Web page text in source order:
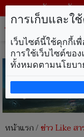
วันพฤหัสบ
หน้าแรก/ข่าว Like สา
การเก็บและใ
เว็บไซต์นี้ใช้คุกกี้เ
การใช้เว็บไซต์ขอ
ทั้งหมดตามนโยบา